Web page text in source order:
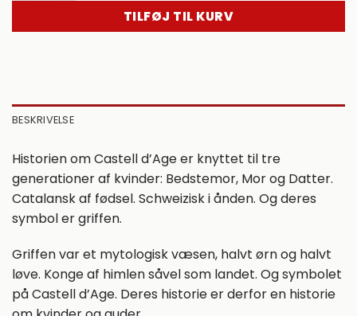
TILFØJ TIL KURV
BESKRIVELSE
Historien om Castell d’Age er knyttet til tre
generationer af kvinder: Bedstemor, Mor og Datter.
Catalansk af fødsel. Schweizisk i ånden. Og deres
symbol er griffen.
Griffen var et mytologisk væsen, halvt ørn og halvt
løve. Konge af himlen såvel som landet. Og symbolet
på Castell d’Age. Deres historie er derfor en historie